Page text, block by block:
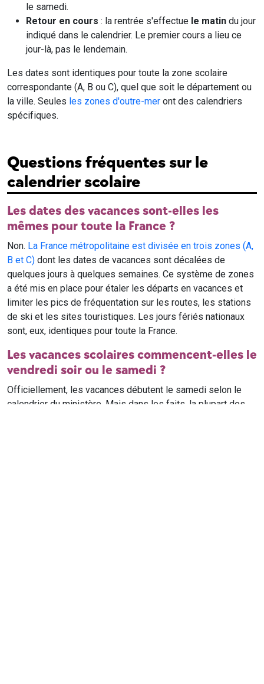
le samedi.
Retour en cours : la rentrée s'effectue le matin du jour
indiqué dans le calendrier. Le premier cours a lieu ce
jour-là, pas le lendemain.
Les dates sont identiques pour toute la zone scolaire
correspondante (A, B ou C), quel que soit le département ou
la ville. Seules les zones d'outre-mer ont des calendriers
spécifiques.
Questions fréquentes sur le
calendrier scolaire
Les dates des vacances sont-elles les
mêmes pour toute la France ?
Non. La France métropolitaine est divisée en trois zones (A,
B et C) dont les dates de vacances sont décalées de
quelques jours à quelques semaines. Ce système de zones
a été mis en place pour étaler les départs en vacances et
limiter les pics de fréquentation sur les routes, les stations
de ski et les sites touristiques. Les jours fériés nationaux
sont, eux, identiques pour toute la France.
Les vacances scolaires commencent-elles le
vendredi soir ou le samedi ?
Officiellement, les vacances débutent le samedi selon le
calendrier du ministère. Mais dans les faits, la plupart des